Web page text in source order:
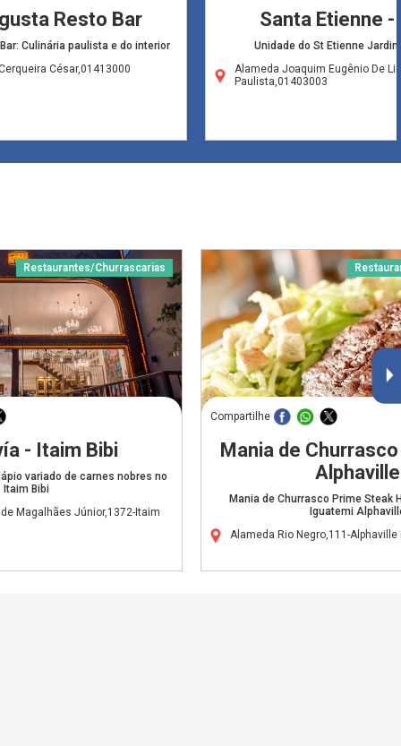
Resto Bar
Culinária paulista e do interior
César,01413000
Santa Etienne -
Unidade do St Etienne
Alameda Joaquim Eugênio De
Paulista,01403003
Restaurantes/Churrascarias
- Itaim Bibi
variado de carnes nobres no
Itaim Bibi
Magalhães Júnior,1372-Itaim
Compartilhe
Mania de
Alphaville
Mania de Churrasco Prime Steak
Iguatemi
Alameda Rio Negro,111-